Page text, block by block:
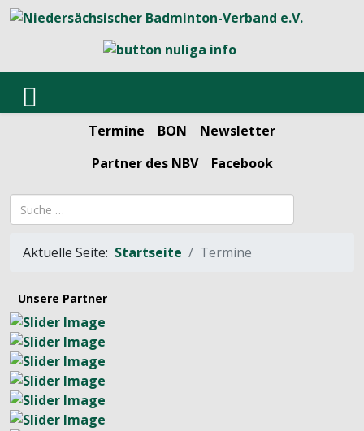
Termine BON
Newsletter
Partner des NBV
Facebook
Suchbegriff
Aktuelle Seite: Startseite Termine
Unsere Partner